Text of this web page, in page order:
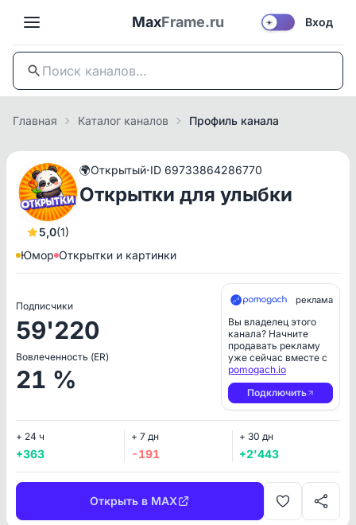
MaxFrame.ru ☀️ Вход
Главная Каталог каналов Профиль канала
5,0(1)
🌍Открытый·ID 69733864286770
Открытки для улыбки
Юмор Открытки и картинки
Подписчики
59'220
Вовлеченность (ER)
21 %
реклама
Вы владелец этого
канала? Начните
продавать рекламу
уже сейчас вместе с
pomogach.io
Подключить
+ 24 ч
+363
+ 7 дн
-191
+ 30 дн
+2'443
Открыть в MAX